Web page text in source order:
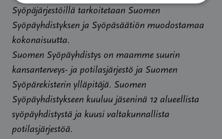
Syöpäjärjestöillä tarkoitetaan Suomen
Syöpäyhdistyksen ja Syöpäsäätiön muodostamaa
kokonaisuutta.
Suomen Syöpäyhdistys on maamme suurin
kansanterveys- ja potilasjärjestö ja Suomen
Syöpärekisterin ylläpitäjä. Suomen
Syöpäyhdistykseen kuuluu jäseninä 12 alueellista
syöpäyhdistystä ja kuusi valtakunnallista
potilasjärjestöä.